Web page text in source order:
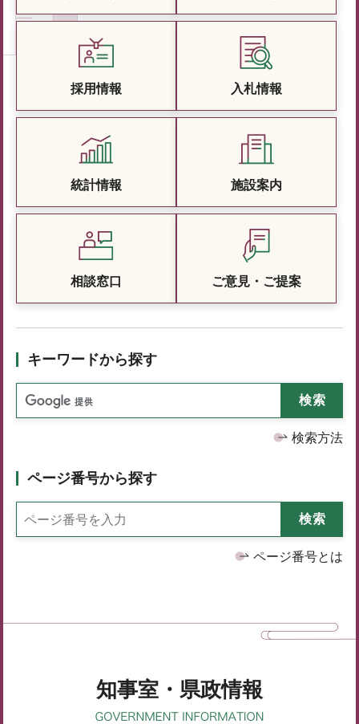
採用情報 入札情報
統計情報 施設案内
相談窓口 ご意見・ご提案
キーワードから探す
検索方法
ページ番号から探す
ページ番号とは
知事室・県政情報